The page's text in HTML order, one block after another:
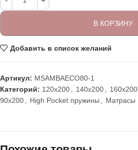
В КОРЗИНУ
Добавить в список желаний
Артикул: MSAMBAECO80-1
Категорий: 120x200 140x200 160x200
90x200
High Pocket пружины Матрасы